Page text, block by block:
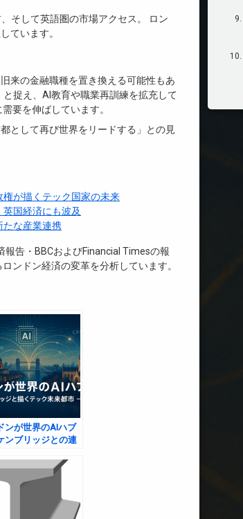
そして英語圏の市場アクセス。 ロン
ています。
来の金融職種を置き換える可能性もあ
捉え、AI教育や職業再訓練を拡充して
要を伸ばしています。
として再び世界をリードする」との見
が描くテック国家の未来
国経済にも波及
たな産業連携
告・BBCおよびFinancial Timesの報
ンドン経済の変革を分析しています。
ンが世界のAIハブ
ンブリッジとの連